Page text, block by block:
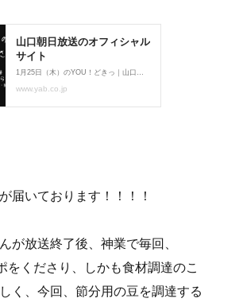
届いております！！！！
が放送終了後、神業で毎回、
をくださり、しかも食材調達のこ
く、今回、節分用の豆を調達する